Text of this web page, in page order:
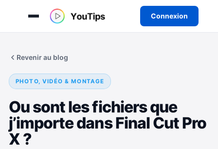
Connexion
Revenir au blog
PHOTO, VIDÉO & MONTAGE
Ou sont les fichiers que
j’importe dans Final Cut Pro
X ?